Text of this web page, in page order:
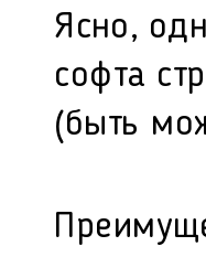
Ясно,
софта
(быть